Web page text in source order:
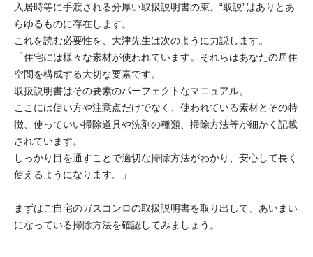
入居時等に手渡される分厚い取扱説明書の束。“取説”はありとあ
らゆるものに存在します。
これを読む必要性を、大津先生は次のように力説します。
「住宅には様々な素材が使われています。それらはあなたの居住
空間を構成する大切な要素です。
取扱説明書はその要素のパーフェクトなマニュアル。
ここには使い方や注意点だけでなく、使われている素材とその特
徴、使っていい掃除道具や洗剤の種類、掃除方法等が細かく記載
されています。
しっかり目を通すことで適切な掃除方法がわかり、安心して長く
使えるようになります。」
まずはご自宅のガスコンロの取扱説明書を取り出して、あいまい
になっている掃除方法を確認してみましょう。